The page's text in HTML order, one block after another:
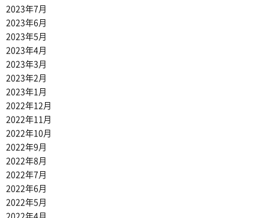
2023年7月
2023年6月
2023年5月
2023年4月
2023年3月
2023年2月
2023年1月
2022年12月
2022年11月
2022年10月
2022年9月
2022年8月
2022年7月
2022年6月
2022年5月
2022年4月